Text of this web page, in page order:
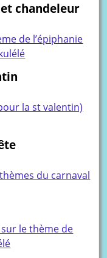
chandeleur
de l’épiphanie
la st valentin)
du carnaval
le thème de